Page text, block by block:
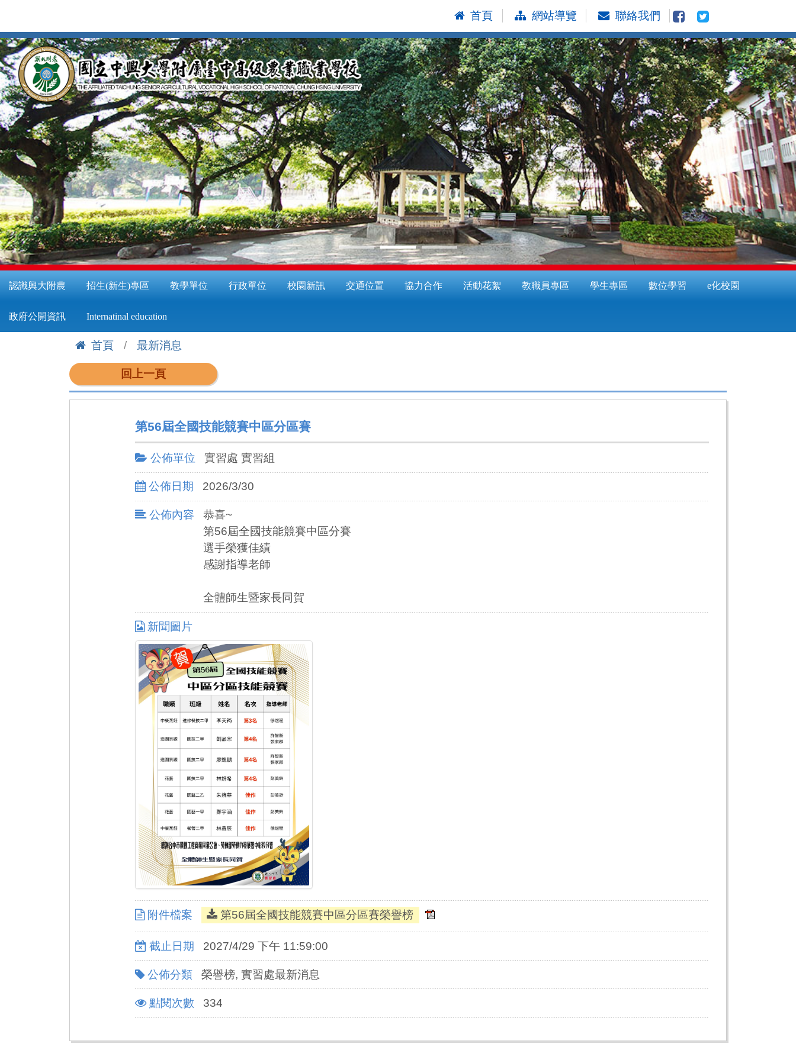
到
主
要
內
容
區
首頁 網站導覽 聯絡我們
認識興大附農 招生(新生)專區 教學單位 行政單位 校園新訊 交通位置 協力合作 活動花絮 教職員專區 學生專區 數位學習 e化校園
政府公開資訊 Internatinal education
首頁
最新消息
回上一頁
第56屆全國技能競賽中區分區賽
公佈單位 實習處 實習組
公佈日期 2026/3/30
公佈內容
恭喜~
第56屆全國技能競賽中區分賽
選手榮獲佳績
感謝指導老師
全體師生暨家長同賀
新聞圖片
附件檔案 第56屆全國技能競賽中區分區賽榮譽榜
截止日期 2027/4/29 下午 11:59:00
公佈分類 榮譽榜, 實習處最新消息
點閱次數 334